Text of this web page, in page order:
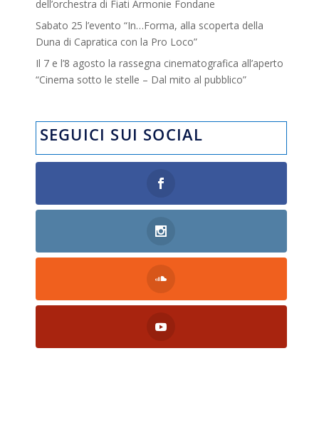
dell’orchestra di Fiati Armonie Fondane
Sabato 25 l’evento “In…Forma, alla scoperta della
Duna di Capratica con la Pro Loco”
Il 7 e l’8 agosto la rassegna cinematografica all’aperto
“Cinema sotto le stelle – Dal mito al pubblico”
SEGUICI SUI SOCIAL